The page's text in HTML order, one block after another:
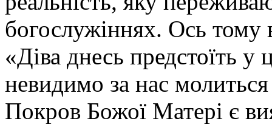
богослужіннях. Ось тому
«Діва днесь предстоїть у
невидимо за нас
Покров Божої Матері є